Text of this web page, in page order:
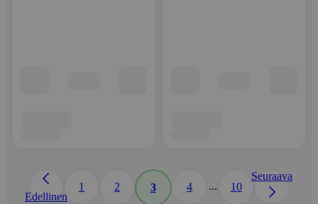
Edellinen
1 2 3 4 ... 10
Seuraava